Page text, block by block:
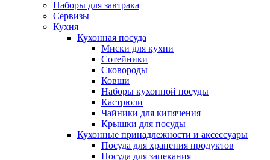
Наборы для завтрака
Сервизы
Кухня
Кухонная посуда
Миски для кухни
Сотейники
Сковороды
Ковши
Наборы кухонной посуды
Кастрюли
Чайники для кипячения
Крышки для посуды
Кухонные принадлежности и аксессуары
Посуда для хранения продуктов
Посуда для запекания